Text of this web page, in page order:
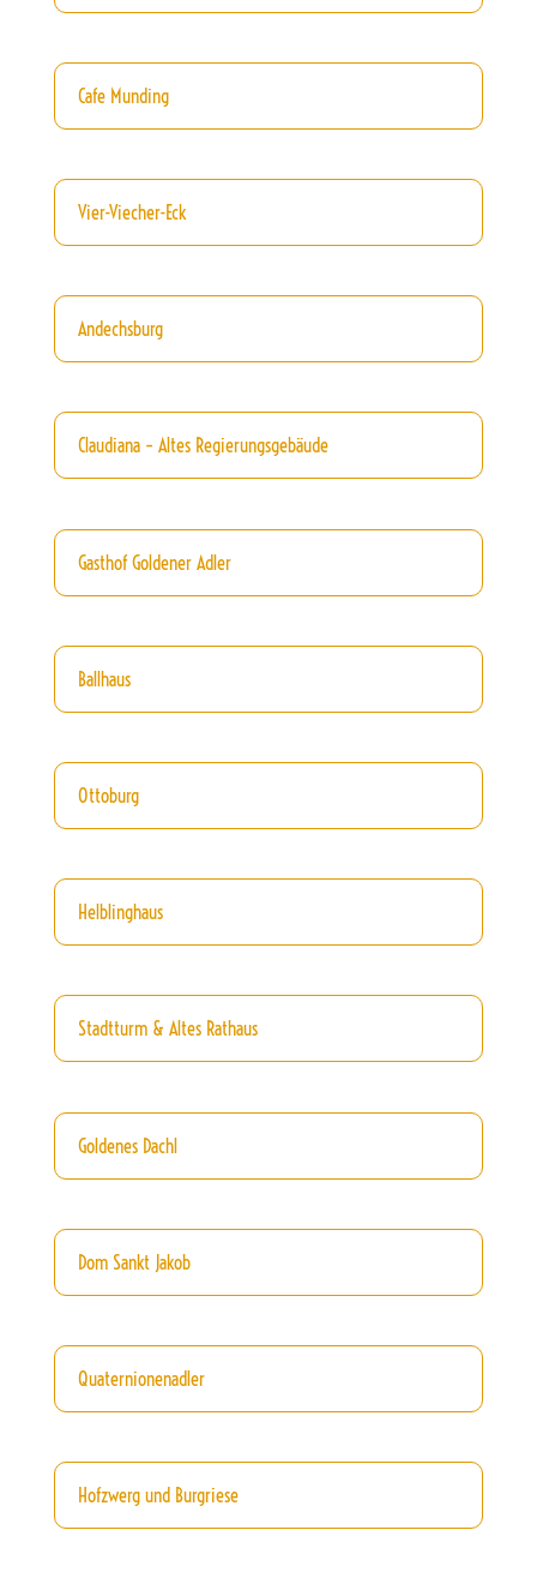
Cafe Munding
Vier-Viecher-Eck
Andechsburg
Claudiana – Altes Regierungsgebäude
Gasthof Goldener Adler
Ballhaus
Ottoburg
Helblinghaus
Stadtturm & Altes Rathaus
Goldenes Dachl
Dom Sankt Jakob
Quaternionenadler
Hofzwerg und Burgriese